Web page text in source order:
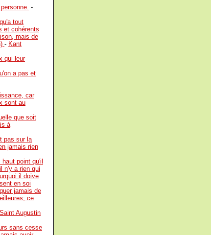
-
tout
et cohérents
mais de
- Kant
qui leur
a pas et
car
sont au
que soit
à
pas sur la
jamais rien
point qu'il
n'y a rien qui
il doive
en soi
jamais de
ce
Saint Augustin
sans cesse